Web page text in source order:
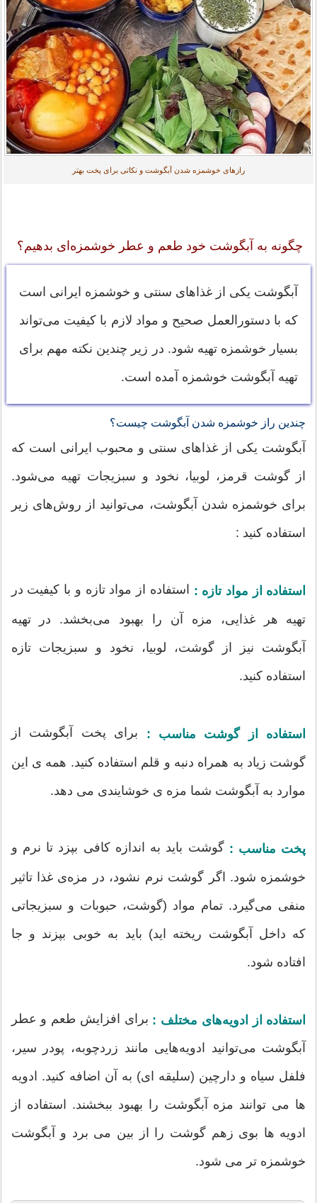
رازهای خوشمزه شدن آبگوشت و نکاتی برای پخت بهتر
چگونه به آبگوشت خود طعم و عطر خوشمزه‌ای بدهیم؟
آبگوشت یکی از غذاهای سنتی و خوشمزه ایرانی است
که با دستورالعمل صحیح و مواد لازم با کیفیت می‌تواند
بسیار خوشمزه تهیه شود. در زیر چندین نکته مهم برای
تهیه آبگوشت خوشمزه آمده است.
چندین راز خوشمزه شدن آبگوشت چیست؟
آبگوشت یکی از غذاهای سنتی و محبوب ایرانی است که
از گوشت قرمز، لوبیا، نخود و سبزیجات تهیه می‌شود.
برای خوشمزه شدن آبگوشت، می‌توانید از روش‌های زیر
استفاده کنید :
استفاده از مواد تازه : استفاده از مواد تازه و با کیفیت در
تهیه هر غذایی، مزه آن را بهبود می‌بخشد. در تهیه
آبگوشت نیز از گوشت، لوبیا، نخود و سبزیجات تازه
استفاده کنید.
استفاده از گوشت مناسب : برای پخت آبگوشت از
گوشت زیاد به همراه دنبه و قلم استفاده کنید. همه ی این
موارد به آبگوشت شما مزه ی خوشایندی می دهد.
پخت مناسب : گوشت باید به اندازه کافی بپزد تا نرم و
خوشمزه شود. اگر گوشت نرم نشود، در مزه‌ی غذا تاثیر
منفی می‌گیرد. تمام مواد (گوشت، حبوبات و سبزیجاتی
که داخل آبگوشت ریخته اید) باید به خوبی بپزند و جا
افتاده شود.
استفاده از ادویه‌های مختلف : برای افزایش طعم و عطر
آبگوشت می‌توانید ادویه‌هایی مانند زردچوبه، پودر سیر،
فلفل سیاه و دارچین (سلیقه ای) به آن اضافه کنید. ادویه
ها می توانند مزه آبگوشت را بهبود ببخشند. استفاده از
ادویه ها بوی زهم گوشت را از بین می برد و آبگوشت
خوشمزه تر می شود.